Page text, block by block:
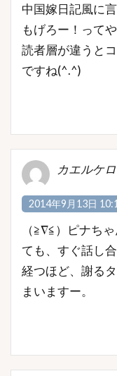
中国嫁日記風に言
もげろー！って
読者層が違うと
ですね(^.^)
カエルケ
2014年9月13日
（≧∇≦）ピナち
ても、すぐ話し
経つほど、謝る
まいますー。